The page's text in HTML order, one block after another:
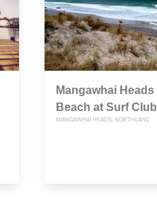
Mangawhai Heads
Beach at Surf Club
MANGAWHAI HEADS, NORTHLAND